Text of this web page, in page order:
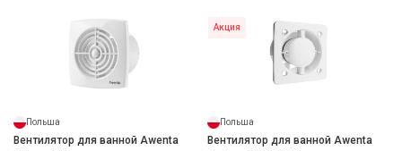
Польша
Вентилятор для ванной Awenta
Акция
Польша
Вентилятор для ванной Awenta